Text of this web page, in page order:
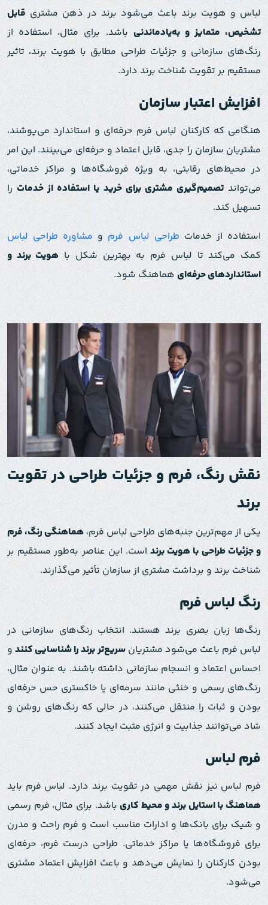
لباس و هویت برند باعث می‌شود برند در ذهن مشتریقابل
تشخیص، متمایز و به‌یادماندنیباشد. برای مثال، استفاده از
رنگ‌های سازمانی و جزئیات طراحی مطابق با هویت برند، تاثیر
مستقیم بر تقویت شناخت برند دارد.
افزایش اعتبار سازمان
هنگامی که کارکنان لباس فرم حرفه‌ای و استاندارد می‌پوشند،
مشتریان سازمان را جدی، قابل اعتماد و حرفه‌ای می‌بینند. این امر
در محیط‌های رقابتی، به ویژه فروشگاه‌ها و مراکز خدماتی،
می‌تواندتصمیم‌گیری مشتری برای خرید یا استفاده از خدماترا
تسهیل کند.
استفاده از خدماتطراحی لباس فرمومشاوره طراحی لباس
کمک می‌کند تا لباس فرم به بهترین شکل باهویت برند و
استانداردهای حرفه‌ایهماهنگ شود.
نقش رنگ، فرم و جزئیات طراحی در تقویت
برند
یکی از مهم‌ترین جنبه‌های طراحی لباس فرم،هماهنگی رنگ، فرم
و جزئیات طراحی با هویت برنداست. این عناصر به‌طور مستقیم بر
شناخت برند و برداشت مشتری از سازمان تأثیر می‌گذارند.
رنگ لباس فرم
رنگ‌ها زبان بصری برند هستند. انتخاب رنگ‌های سازمانی در
لباس فرم باعث می‌شود مشتریانسریع‌تر برند را شناسایی کنندو
احساس اعتماد و انسجام سازمانی داشته باشند. به عنوان مثال،
رنگ‌های رسمی و خنثی مانند سرمه‌ای یا خاکستری حس حرفه‌ای
بودن و ثبات را منتقل می‌کنند، در حالی که رنگ‌های روشن و
شاد می‌توانند جذابیت و انرژی مثبت ایجاد کنند.
فرم لباس
فرم لباس نیز نقش مهمی در تقویت برند دارد. لباس فرم باید
هماهنگ با استایل برند و محیط کاریباشد. برای مثال، فرم رسمی
و شیک برای بانک‌ها و ادارات مناسب است و فرم راحت و مدرن
برای فروشگاه‌ها یا مراکز خدماتی. طراحی درست فرم، حرفه‌ای
بودن کارکنان را نمایش می‌دهد و باعث افزایش اعتماد مشتری
می‌شود.